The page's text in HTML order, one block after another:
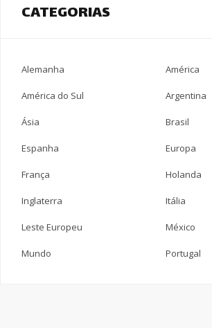
CATEGORIAS
Alemanha América
América do Sul Argentina
Ásia Brasil
Espanha Europa
França Holanda
Inglaterra Itália
Leste Europeu México
Mundo Portugal